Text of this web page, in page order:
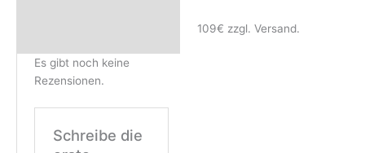
109€ zzgl. Versand.
Es gibt noch keine
Rezensionen.
Schreibe die